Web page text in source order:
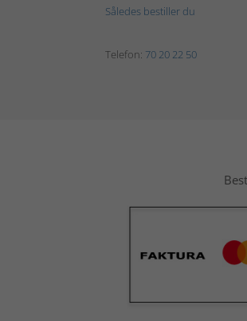
Således bestiller du
Telefon: 70 20 22 50